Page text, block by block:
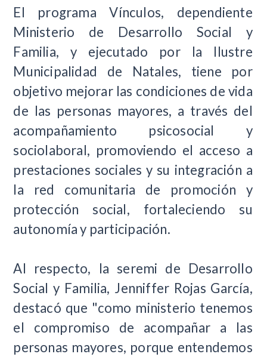
El programa Vínculos, dependiente
Ministerio de Desarrollo Social y
Familia, y ejecutado por la Ilustre
Municipalidad de Natales, tiene por
objetivo mejorar las condiciones de vida
de las personas mayores, a través del
acompañamiento psicosocial y
sociolaboral, promoviendo el acceso a
prestaciones sociales y su integración a
la red comunitaria de promoción y
protección social, fortaleciendo su
autonomía y participación.
Al respecto, la seremi de Desarrollo
Social y Familia, Jenniffer Rojas García,
destacó que "como ministerio tenemos
el compromiso de acompañar a las
personas mayores, porque entendemos